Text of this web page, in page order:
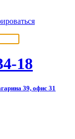
18
39, офис 31